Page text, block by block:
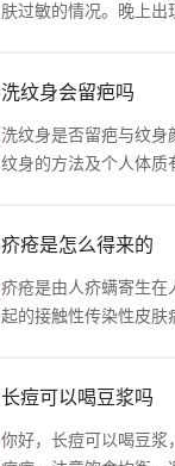
肤过敏的情况。晚上出
洗纹身会留疤吗
洗纹身是否留疤与纹身
纹身的方法及个人体质
疥疮是怎么得来的
疥疮是由人疥螨寄生在
起的接触性传染性皮肤
长痘可以喝豆浆吗
你好，长痘可以喝豆浆